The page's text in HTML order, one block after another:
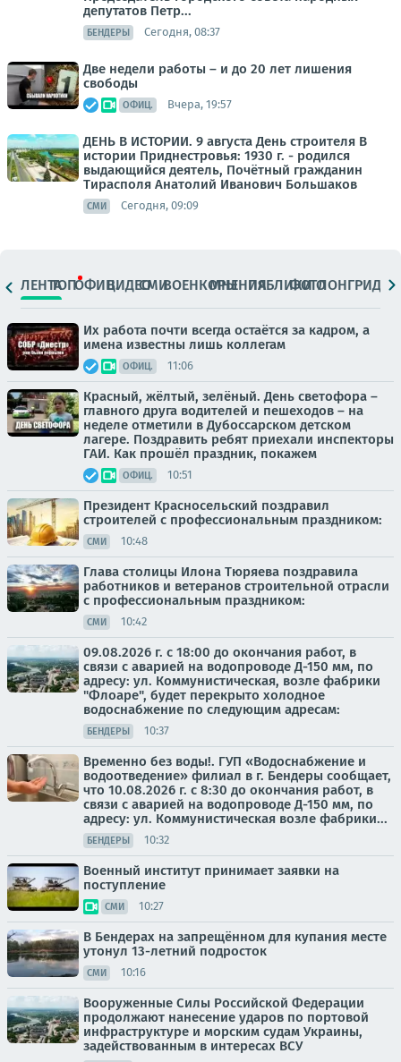
депутатов Петр...
БЕНДЕРЫ Сегодня, 08:37
Две недели работы – и до 20 лет лишения
свободы
ОФИЦ. Вчера, 19:57
ДЕНЬ В ИСТОРИИ. 9 августа День строителя В
истории Приднестровья: 1930 г. - родился
выдающийся деятель, Почётный гражданин
Тирасполя Анатолий Иванович Большаков
СМИ Сегодня, 09:09
ЛЕНТАТОПОФИЦ.ВИДЕОСМИВОЕНКОРЫМНЕНИЯПАБЛИКИ
ФОТОЛОНГРИДЫ
Их работа почти всегда остаётся за кадром, а
имена известны лишь коллегам
ОФИЦ. 11:06
Красный, жёлтый, зелёный. День светофора –
главного друга водителей и пешеходов – на
неделе отметили в Дубоссарском детском
лагере. Поздравить ребят приехали инспекторы
ГАИ. Как прошёл праздник, покажем
ОФИЦ. 10:51
Президент Красносельский поздравил
строителей с профессиональным праздником:
СМИ 10:48
Глава столицы Илона Тюряева поздравила
работников и ветеранов строительной отрасли
с профессиональным праздником:
СМИ 10:42
09.08.2026 г. с 18:00 до окончания работ, в
связи с аварией на водопроводе Д-150 мм, по
адресу: ул. Коммунистическая, возле фабрики
"Флоаре", будет перекрыто холодное
водоснабжение по следующим адресам:
БЕНДЕРЫ 10:37
Временно без воды!. ГУП «Водоснабжение и
водоотведение» филиал в г. Бендеры сообщает,
что 10.08.2026 г. с 8:30 до окончания работ, в
связи с аварией на водопроводе Д-150 мм, по
адресу: ул. Коммунистическая возле фабрики...
БЕНДЕРЫ 10:32
Военный институт принимает заявки на
поступление
СМИ 10:27
В Бендерах на запрещённом для купания месте
утонул 13-летний подросток
СМИ 10:16
Вооруженные Силы Российской Федерации
продолжают нанесение ударов по портовой
инфраструктуре и морским судам Украины,
задействованным в интересах ВСУ